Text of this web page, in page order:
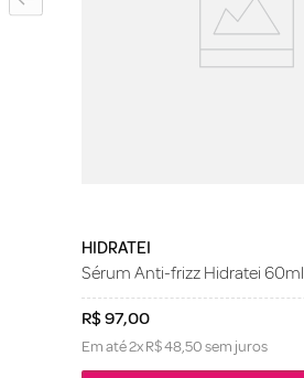
HIDRATEI
Sérum Anti-frizz Hidratei 60ml
R$97,00
Em até2xR$48,50sem juros